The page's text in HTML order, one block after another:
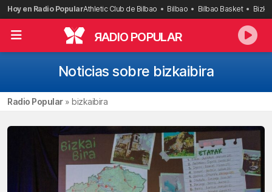
Saltar
al
contenido
Hoy en Radio PopularAthletic Club de Bilbao Bilbao Bilbao Basket
RADIO POPULAR
Noticias sobre bizkaibira
Radio Popular» bizkaibira